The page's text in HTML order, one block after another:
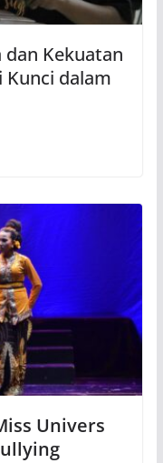
dan Kekuatan
Kunci dalam
Univers